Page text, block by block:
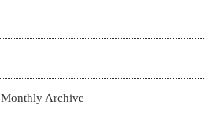
Monthly Archive